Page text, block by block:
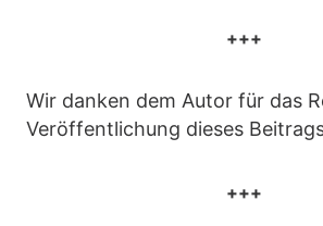
+++
Wir danken dem Autor für das
Veröffentlichung dieses
+++